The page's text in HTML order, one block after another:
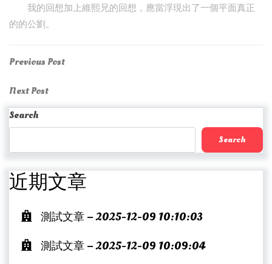
我的回想加上維熙兄的回想，應當浮現出了一個平面真正
的的公劉。
Post
navigation
Previous
Previous Post
Next
Post
Next Post
Search
Search
近期文章
測試文章 – 2025-12-09 10:10:03
測試文章 – 2025-12-09 10:09:04